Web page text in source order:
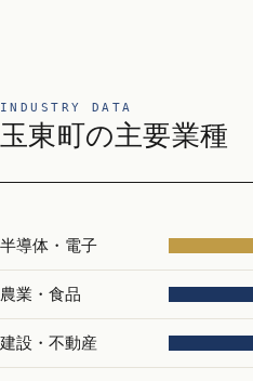
INDUSTRY DATA
玉東町の主要業種
半導体・電子
農業・食品
建設・不動産